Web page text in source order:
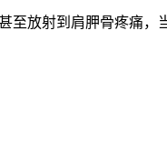
至放射到肩胛骨疼痛，